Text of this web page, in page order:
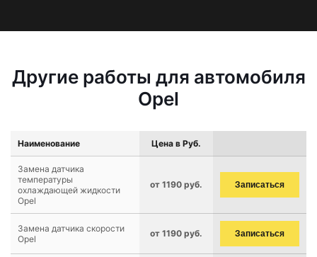
Другие работы для автомобиля
Opel
Наименование Цена в Руб.
Замена датчика
температуры
охлаждающей жидкости
Opel
от 1190 руб. Записаться
Замена датчика скорости
Opel
от 1190 руб. Записаться